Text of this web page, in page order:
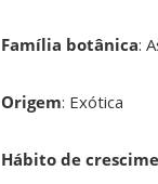
Família botânica:
Origem: Exótica
Hábito de